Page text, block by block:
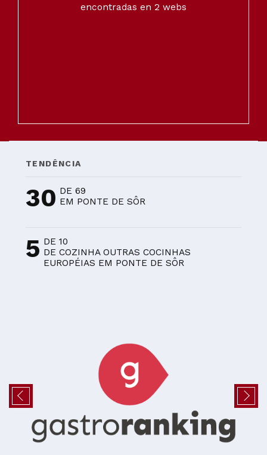
encontradas en 2 webs
TENDÊNCIA
30 DE 69
EM PONTE DE SÔR
5 DE 10
DE COZINHA OUTRAS COCINHAS
EUROPÉIAS EM PONTE DE SÔR